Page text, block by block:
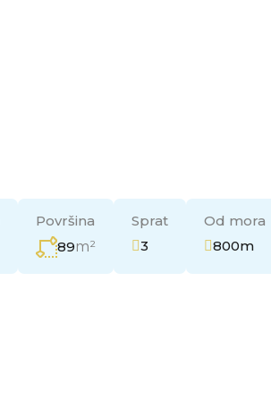
Površina
89m²
Sprat
3
Od mora
800m